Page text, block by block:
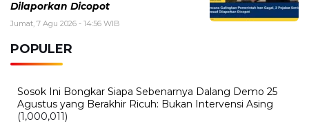
Dilaporkan Dicopot
Jumat, 7 Agu 2026 - 14:56 WIB
POPULER
Sosok Ini Bongkar Siapa Sebenarnya Dalang Demo 25
Agustus yang Berakhir Ricuh: Bukan Intervensi Asing
(1,000,011)